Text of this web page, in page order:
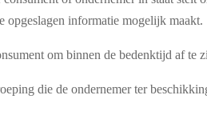
opgeslagen informatie mogelijk maakt.
om binnen de bedenktijd af te
die de ondernemer ter